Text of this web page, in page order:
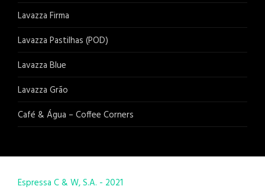
Lavazza Firma
Lavazza Pastilhas (POD)
Lavazza Blue
Lavazza Grão
Café & Água – Coffee Corners
Espressa C & W, S.A. - 2021